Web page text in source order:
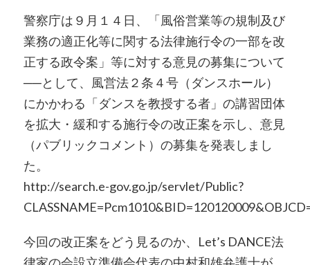
警察庁は９月１４日、「風俗営業等の規制及び
業務の適正化等に関する法律施行令の一部を改
正する政令案」等に対する意見の募集について
──として、風営法２条４号（ダンスホール）
にかかわる「ダンスを教授する者」の講習団体
を拡大・緩和する施行令の改正案を示し、意見
（パブリックコメント）の募集を発表しまし
た。
http://search.e-gov.go.jp/servlet/Public?
今回の改正案をどう見るのか、Let’s DANCE法